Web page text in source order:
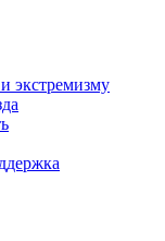
экстремизму